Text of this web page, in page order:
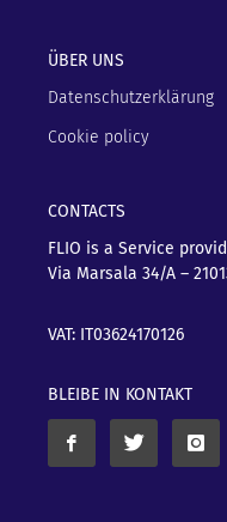
ÜBER UNS
Datenschutzerklärung
Cookie policy
CONTACTS
FLIO is a Service
Via Marsala 34/A –
VAT: IT03624170126
BLEIBE IN KONTAKT